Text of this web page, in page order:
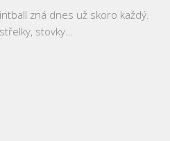
zná dnes už skoro každý.
stovky…